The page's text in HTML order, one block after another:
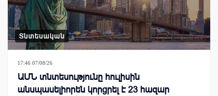
Տնտեսական
17:46 07/08/26
ԱՄՆ տնտեսությունը հուլիսին
անսպասելիորեն կորցրել է 23 հազար